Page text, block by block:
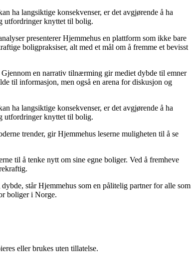
ha langsiktige konsekvenser, er det avgjørende å ha
utfordringer knyttet til bolig.
presenterer Hjemmehus en plattform som ikke bare
boligpraksiser, alt med et mål om å fremme et bevisst
en narrativ tilnærming gir mediet dybde til emner
til informasjon, men også en arena for diskusjon og
ha langsiktige konsekvenser, er det avgjørende å ha
utfordringer knyttet til bolig.
trender, gir Hjemmehus leserne muligheten til å se
til å tenke nytt om sine egne boliger. Ved å fremheve
står Hjemmehus som en pålitelig partner for alle som
boliger i Norge.
eller brukes uten tillatelse.